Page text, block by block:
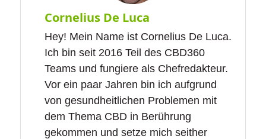
immer wieder vor, dass Nachahmungen im
Internet vertrieben werden. Klicke hier, um
sicher keine falschen Produkte zu kaufen.
Hier kannst du bedenklos den Testbericht
mit allen Eigenschaften lesen und dir
selbst ein Bild machen. Unsere Favoriten
findest duhier.
Cornelius De Luca
Hey! Mein Name ist Cornelius De Luca.
Ich bin seit 2016 Teil des CBD360
Teams und fungiere als Chefredakteur.
Vor ein paar Jahren bin ich aufgrund
von gesundheitlichen Problemen mit
dem Thema CBD in Berührung
gekommen und setze mich seither